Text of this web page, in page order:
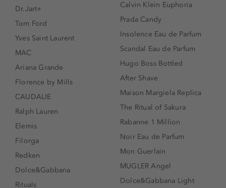
Dr.Jart+
Tom Ford
Yves Saint Laurent
MAC
Ariana Grande
Florence by Mills
CAUDALIE
Ralph Lauren
Elemis
Filorga
Redken
Dolce&Gabbana
Rituals
Calvin Klein Euphoria
Prada Candy
Insolence Eau de Parfum
Scandal Eau de Parfum
Hugo Boss Bottled
After Shave
Maison Margiela Replica
The Ritual of Sakura
Rabanne 1 Million
Noir Eau de Parfum
Mon Guerlain
MUGLER Angel
Dolce&Gabbana Light